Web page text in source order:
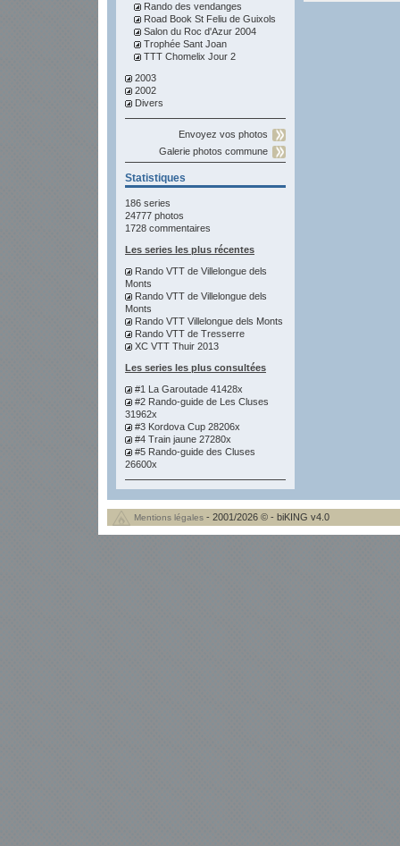
Rando des vendanges
Road Book St Feliu de Guixols
Salon du Roc d'Azur 2004
Trophée Sant Joan
TTT Chomelix Jour 2
2003
2002
Divers
Envoyez vos photos
Galerie photos commune
Statistiques
186 series
24777 photos
1728 commentaires
Les series les plus récentes
Rando VTT de Villelongue dels
Monts
Rando VTT de Villelongue dels
Monts
Rando VTT Villelongue dels Monts
Rando VTT de Tresserre
XC VTT Thuir 2013
Les series les plus consultées
#1 La Garoutade 41428x
#2 Rando-guide de Les Cluses
31962x
#3 Kordova Cup 28206x
#4 Train jaune 27280x
#5 Rando-guide des Cluses
26600x
Mentions légales - 2001/2026 © - biKING v4.0